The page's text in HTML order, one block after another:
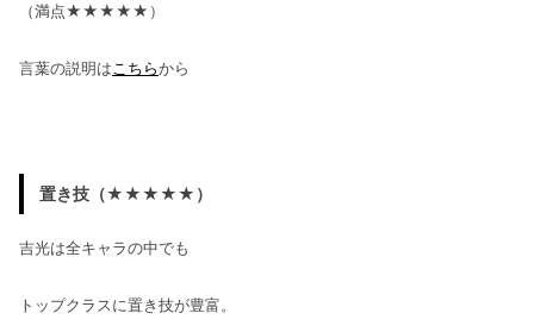
（満点★★★★★）
言葉の説明は こちらから
置き技（★★★★★）
吉光は全キャラの中でも
トップクラスに置き技が豊富。